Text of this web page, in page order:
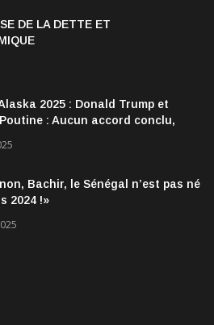
DE LA DETTE ET
2025 : Donald Trump et
: Aucun accord conclu,
Bachir, le Sénégal n’est pas né
2024 !»